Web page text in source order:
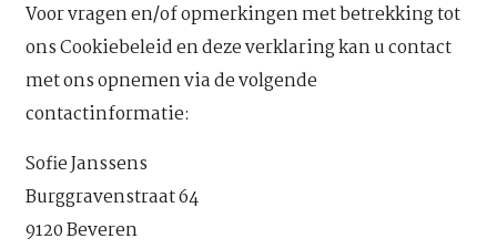
Voor vragen en/of opmerkingen met betrekking tot
ons Cookiebeleid en deze verklaring kan u contact
met ons opnemen via de volgende
contactinformatie:
Sofie Janssens
Burggravenstraat 64
9120 Beveren